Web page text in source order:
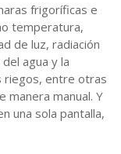
frigoríficas e
temperatura,
de luz, radiación
agua y la
riegos, entre otras
manera manual. Y
una sola pantalla,